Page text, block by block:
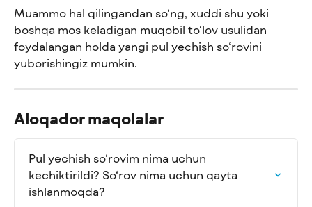
Muammo hal qilingandan so‘ng, xuddi shu yoki
boshqa mos keladigan muqobil to‘lov usulidan
foydalangan holda yangi pul yechish so‘rovini
yuborishingiz mumkin.
Aloqador maqolalar
Pul yechish so‘rovim nima uchun
kechiktirildi? So‘rov nima uchun qayta
ishlanmoqda?